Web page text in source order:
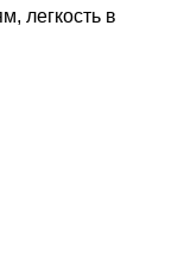
легкость в